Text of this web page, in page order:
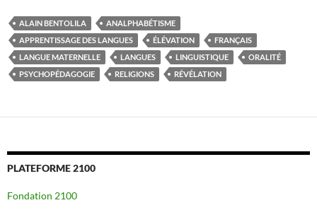
ALAIN BENTOLILA
ANALPHABÉTISME
APPRENTISSAGE DES LANGUES
ÉLÉVATION
FRANÇAIS
LANGUE MATERNELLE
LANGUES LINGUISTIQUE
ORALITÉ
PSYCHOPÉDAGOGIE
RELIGIONS RÉVÉLATION
PLATEFORME 2100
Fondation 2100